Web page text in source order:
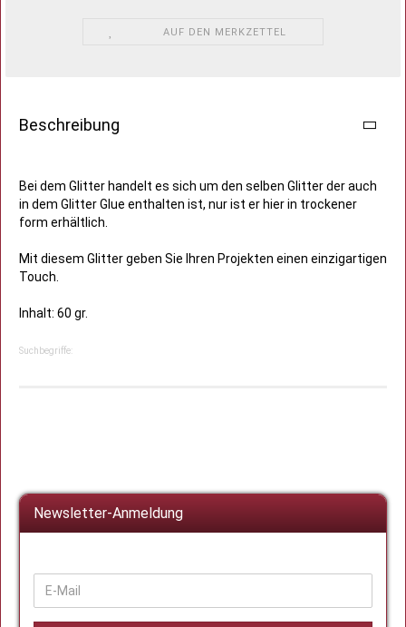
AUF DEN MERKZETTEL
Beschreibung
Bei dem Glitter handelt es sich um den selben Glitter der auch
in dem Glitter Glue enthalten ist, nur ist er hier in trockener
form erhältlich.
Mit diesem Glitter geben Sie Ihren Projekten einen einzigartigen
Touch.
Inhalt: 60 gr.
Suchbegriffe:
Newsletter-Anmeldung
WEITER
ZUR
NEWSLETTER-
E-
Mail